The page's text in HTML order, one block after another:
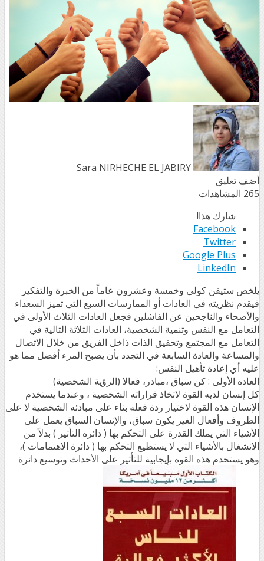
Sara NIRHECHE EL JABIRY
أضف تعليق
265 المشاهدات
شارك هذا!
Facebook
Twitter
Google Plus
LinkedIn
يلخص ستيفن كولي وخمسة وعشرون عاماً من الخبرة والتفكير
فيقدم نظريته في العادات أو الممارسات السبع التي تميز السعداء
والأصحاء والناجحين عن الفاشلين فجعل العادات الثلاث الأولى في
التعامل مع النفس وتنمية الشخصية، العادات الثلاثة التالية في
التعامل مع المجتمع وتحقيق الذات ذاخل الفريق من خلال الاتصال
والمساعة والعادة السابعة في التجدد بأن يصبح المرء أفضل مما هو
عليه أي إعادة تأهيل النفس:
العادة الأولى : كن سباق ،مبادر، فعالا (الرؤية الشخصية)
كل إنسان لديه القوة لاتخاذ قراراته الشخصية ، وعندما يستخدم
الإنسان هذه القوة لاختيار ردة فعله بناء على مبادئه الشخصية لا على
الظروف وأفعال الغير يكون سباق، والإنسان السباق يعمل على
الأشياء التي يملك القدرة على التحكم بها ( دائرة التأثير ) بدلاً من
الانشغال بالأشياء التي لا يستطيع التحكم بها ( دائرة الاهتمامات )،
وهو يستخدم هذه القوه بإيجابية للتأثير على الأحداث وتوسيع دائرة